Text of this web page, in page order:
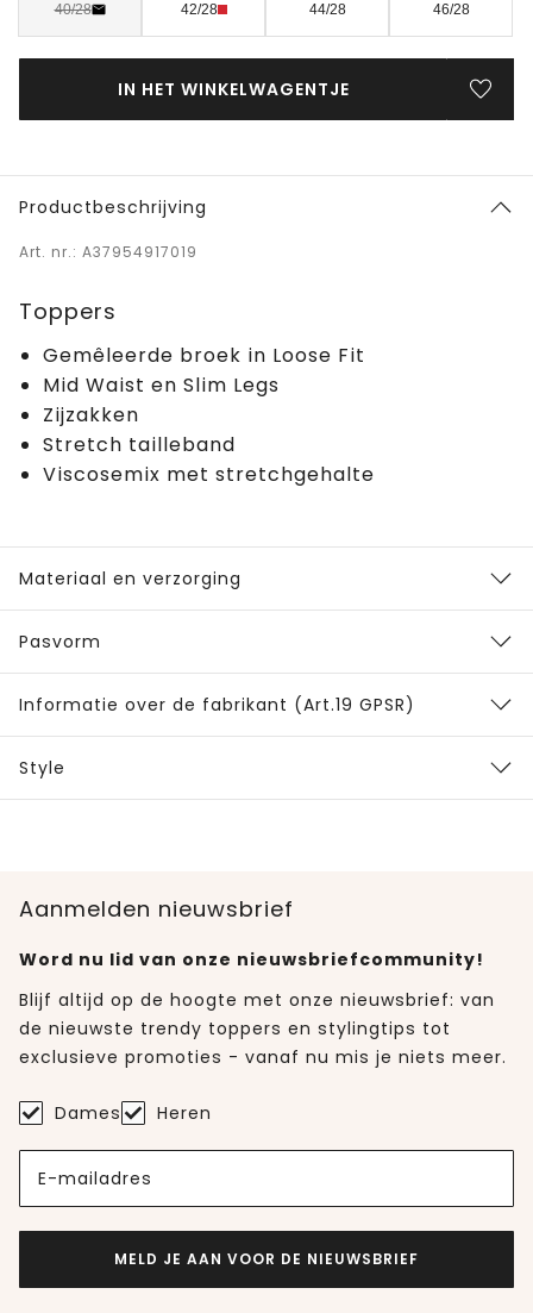
40/28 42/28 44/28 46/28
IN HET WINKELWAGENTJE
Productbeschrijving
Art. nr.: A37954917019
Toppers
Gemêleerde broek in Loose Fit
Mid Waist en Slim Legs
Zijzakken
Stretch tailleband
Viscosemix met stretchgehalte
Materiaal en verzorging
Pasvorm
Informatie over de fabrikant (Art.19 GPSR)
Style
Aanmelden nieuwsbrief
Word nu lid van onze nieuwsbriefcommunity!
Blijf altijd op de hoogte met onze nieuwsbrief: van
de nieuwste trendy toppers en stylingtips tot
exclusieve promoties - vanaf nu mis je niets meer.
Dames Heren
E-mailadres
MELD JE AAN VOOR DE NIEUWSBRIEF